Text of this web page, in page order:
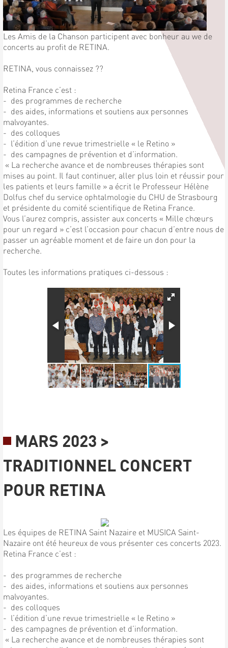
Les Amis de la Chanson participent avec bonheur au we de
concerts au profit de RETINA.
RETINA, vous connaissez ??
Retina France c’est :
- des programmes de recherche
- des aides, informations et soutiens aux personnes
malvoyantes.
- des colloques
- l’édition d’une revue trimestrielle « le Retino »
- des campagnes de prévention et d’information.
« La recherche avance et de nombreuses thérapies sont
mises au point. Il faut continuer, aller plus loin et réussir pour
les patients et leurs famille » a écrit le Professeur Hélène
Dolfus chef du service ophtalmologie du CHU de Strasbourg
et présidente du comité scientifique de Retina France.
Vous l’aurez compris, assister aux concerts « Mille chœurs
pour un regard » c’est l’occasion pour chacun d’entre nous de
passer un agréable moment et de faire un don pour la
recherche.
Toutes les informations pratiques ci-dessous :
MARS 2023 >
TRADITIONNEL CONCERT
POUR RETINA
Les équipes de RETINA Saint Nazaire et MUSICA Saint-
Nazaire ont été heureux de vous présenter ces concerts 2023.
Retina France c’est :
- des programmes de recherche
- des aides, informations et soutiens aux personnes
malvoyantes.
- des colloques
- l’édition d’une revue trimestrielle « le Retino »
- des campagnes de prévention et d’information.
« La recherche avance et de nombreuses thérapies sont